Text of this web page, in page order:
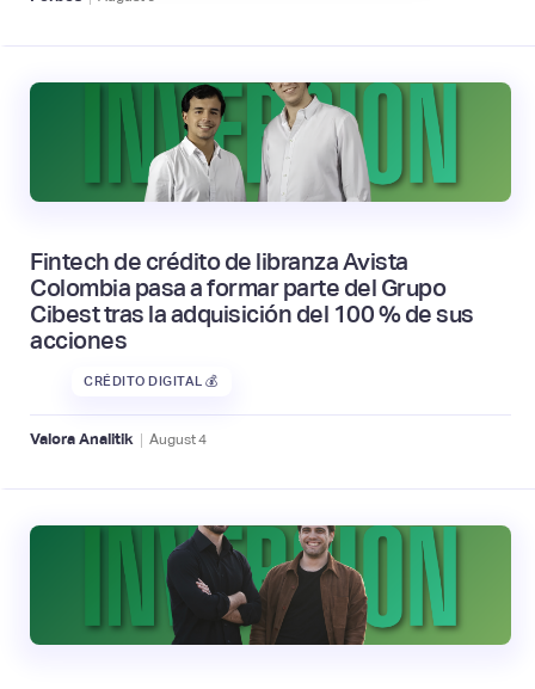
Fintech de crédito de libranza Avista
Colombia pasa a formar parte del Grupo
Cibest tras la adquisición del 100 % de sus
acciones
CRÉDITO DIGITAL 💰
Valora Analitik | August4